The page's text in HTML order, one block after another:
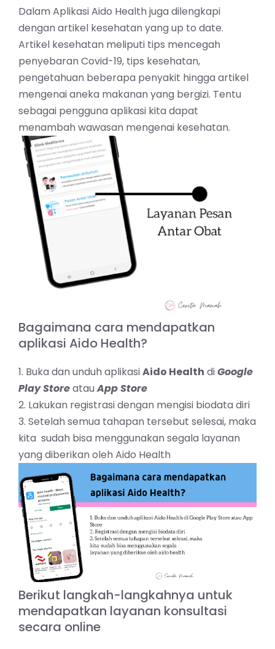
Dalam Aplikasi Aido Health juga dilengkapi
dengan artikel kesehatan yang up to date.
Artikel kesehatan meliputi tips mencegah
penyebaran Covid-19, tips kesehatan,
pengetahuan beberapa penyakit hingga artikel
mengenai aneka makanan yang bergizi. Tentu
sebagai pengguna aplikasi kita dapat
menambah wawasan mengenai kesehatan.
Bagaimana cara mendapatkan
aplikasi Aido Health?
1. Buka dan unduh aplikasiAido Health diGoogle
Play StoreatauApp Store
2. Lakukan registrasi dengan mengisi biodata diri
3. Setelah semua tahapan tersebut selesai, maka
kita sudah bisa menggunakan segala layanan
yang diberikan oleh Aido Health
Berikut langkah-langkahnya untuk
mendapatkan layanan konsultasi
secara online